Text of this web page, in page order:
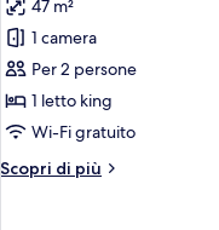
(Suite)
foto
per
Suite
Superior,
vista
(Suite)
47 m²
1 camera
Per 2 persone
1 letto king
Wi-Fi gratuito
Scopri di più
Altri